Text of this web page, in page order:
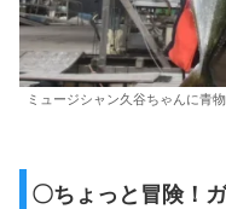
ミュージシャン久谷ちゃんに青物
〇ちょっと冒険！